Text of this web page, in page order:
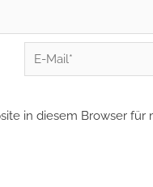
E-
Mail*
in diesem Browser